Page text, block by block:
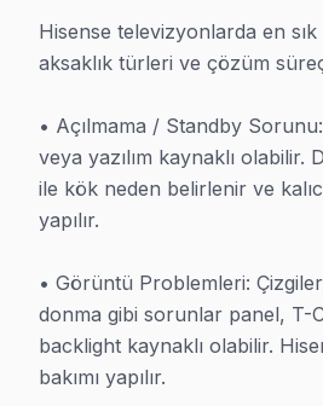
Müşteri Değerlendirmesi:
Garanti: İstanbul'de işçilik
Fiyatlandırma:
Hisense televizyonlarda en sık
aksaklık türleri ve çözüm
• Açılmama / Standby
veya yazılım kaynaklı olabilir.
ile kök neden belirlenir ve
yapılır.
• Görüntü Problemleri:
donma gibi sorunlar panel, T-
backlight kaynaklı olabilir.
bakımı yapılır.